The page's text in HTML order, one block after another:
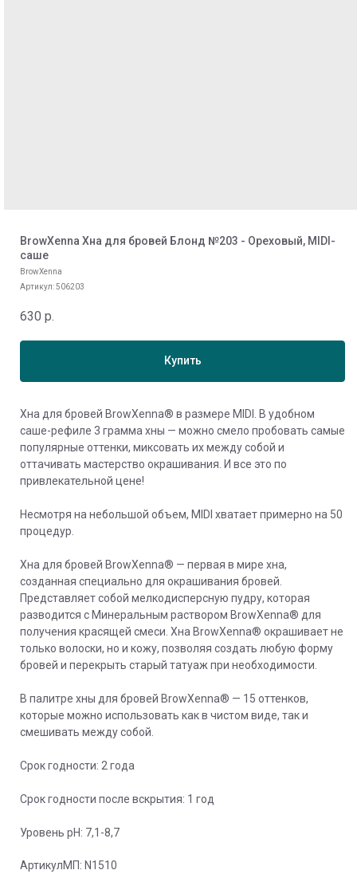
BrowXenna Хна для бровей Блонд №203 - Ореховый, MIDI-
саше
BrowXenna
Артикул:506203
630 р.
Купить
Хна для бровей BrowXenna® в размере MIDI. В удобном
саше-рефиле 3 грамма хны — можно смело пробовать самые
популярные оттенки, миксовать их между собой и
оттачивать мастерство окрашивания. И все это по
привлекательной цене!
Несмотря на небольшой объем, MIDI хватает примерно на 50
процедур.
Хна для бровей BrowXenna® — первая в мире хна,
созданная специально для окрашивания бровей.
Представляет собой мелкодисперсную пудру, которая
разводится с Минеральным раствором BrowXenna® для
получения красящей смеси. Хна BrowXenna® окрашивает не
только волоски, но и кожу, позволяя создать любую форму
бровей и перекрыть старый татуаж при необходимости.
В палитре хны для бровей BrowXenna® — 15 оттенков,
которые можно использовать как в чистом виде, так и
смешивать между собой.
Срок годности: 2 года
Срок годности после вскрытия: 1 год
Уровень pH: 7,1-8,7
АртикулМП: N1510